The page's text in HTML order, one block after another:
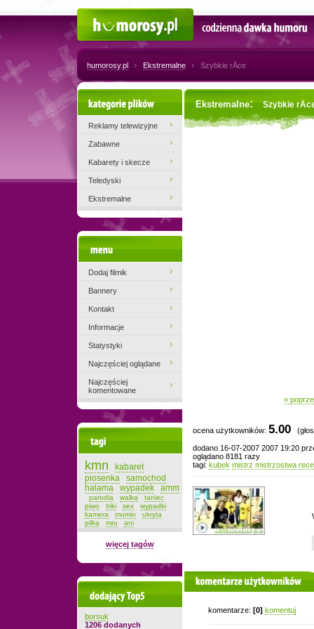
Codzienna dawka humoru
humorosy.pl Ekstremalne Szybkie rÄce
Ekstremalne: Szybkie
«
ocena użytkowników: 5.00
dodano 16-07-2007 2007 19:20
oglądano 8181 razy
tagi: kubek mistrz mistrzostwa rece
komentarze użytkowników
komentarze: [0] komentuj
Kategorie plików
Reklamy telewizyjne
Zabawne
Kabarety i skecze
Teledyski
Ekstremalne
Dodaj filmik
Bannery
Kontakt
Informacje
Statystyki
Najczęściej oglądane
Najczęściej
komentowane
kmn
kabaret
piosenka
samochod
halama
wypadek amm
parodia walka
taniec
piwo
triki sex
wypadki
kamera
mumio
ukryta
pilka
mru ani
więcej tagów
Dodający top-5
borsuk
1206 dodanych